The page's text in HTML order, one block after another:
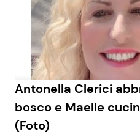
Economia
Persone Scomparse
Politica
Antonella Clerici
bosco e Maelle
(Foto)